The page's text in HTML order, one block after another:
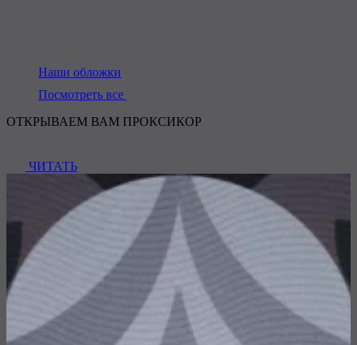
Наши обложки
Посмотреть все
ОТКРЫВАЕМ ВАМ ПРОКСИКОР
ЧИТАТЬ